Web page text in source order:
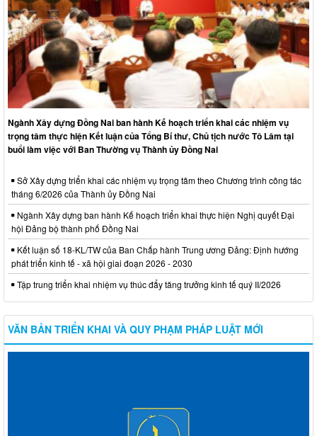
Ngành Xây dựng Đồng Nai ban hành Kế hoạch triển khai các nhiệm vụ
trọng tâm thực hiện Kết luận của Tổng Bí thư, Chủ tịch nước Tô Lâm tại
buổi làm việc với Ban Thường vụ Thành ủy Đồng Nai
Sở Xây dựng triển khai các nhiệm vụ trọng tâm theo Chương trình công tác
tháng 6/2026 của Thành ủy Đồng Nai
Ngành Xây dựng ban hành Kế hoạch triển khai thực hiện Nghị quyết Đại
hội Đảng bộ thành phố Đồng Nai
Kết luận số 18-KL/TW của Ban Chấp hành Trung ương Đảng: Định hướng
phát triển kinh tế - xã hội giai đoạn 2026 - 2030
Tập trung triển khai nhiệm vụ thúc đẩy tăng trưởng kinh tế quý II/2026
VĂN BẢN TRIỂN KHAI VÀ QUY PHẠM PHÁP LUẬT MỚI